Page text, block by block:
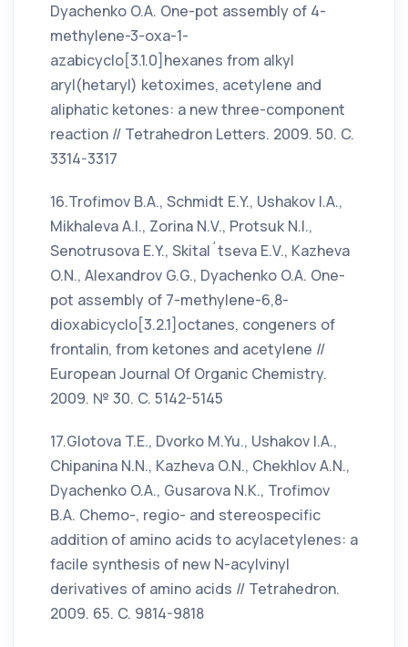
Dyachenko O.A. One-pot assembly of 4-
methylene-3-oxa-1-
azabicyclo[3.1.0]hexanes from alkyl
aryl(hetaryl) ketoximes, acetylene and
aliphatic ketones: a new three-component
reaction // Tetrahedron Letters. 2009. 50. C.
3314-3317
16.Trofimov B.A., Schmidt E.Y., Ushakov I.A.,
Mikhaleva A.I., Zorina N.V., Protsuk N.I.,
Senotrusova E.Y., Skital´tseva E.V., Kazheva
O.N., Alexandrov G.G., Dyachenko O.A. One-
pot assembly of 7-methylene-6,8-
dioxabicyclo[3.2.1]octanes, congeners of
frontalin, from ketones and acetylene //
European Journal Of Organic Chemistry.
2009. № 30. C. 5142-5145
17.Glotova T.E., Dvorko M.Yu., Ushakov I.A.,
Chipanina N.N., Kazheva O.N., Chekhlov A.N.,
Dyachenko O.A., Gusarova N.K., Trofimov
B.A. Chemo-, regio- and stereospecific
addition of amino acids to acylacetylenes: a
facile synthesis of new N-acylvinyl
derivatives of amino acids // Tetrahedron.
2009. 65. C. 9814-9818